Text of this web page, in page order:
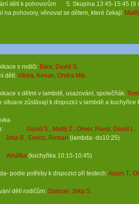
dětí k pohovorům 5. Skupina 13:45-15:45 (9
věnovat se dětem, které čekají:
Andrea,
s rodiči: Bára, David S.
Vávra, Kenan, Ondra Mik.
s dětmi v lambdě, usazování, společňák:
k dispozici v lambdě a kuchyňce
David S., Matěj Z., Oliver, Pavel, David L.
Jirka B., Enrico, Roman (lambda- do10:25)
Amálka (kuchyňka 10:15-10:45)
podle potřeby k dispozici při testech:Adam T.,
rodičům: Samuel, Jirka S.